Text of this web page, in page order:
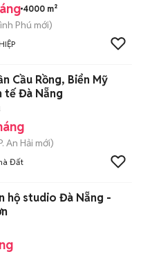
4000 m²
Phú mới)
Cầu Rồng, Biển Mỹ
tế Đà Nẵng
An Hải mới)
Đất
hộ studio Đà Nẵng -